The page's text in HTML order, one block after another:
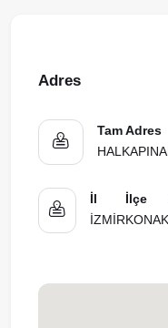
Adres
Tam Adres
İl
İZMİR
İlçe
KONAK